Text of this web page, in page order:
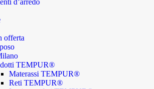
d’arredo
offerta
TEMPUR®
Materassi TEMPUR®
Reti TEMPUR®